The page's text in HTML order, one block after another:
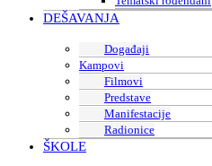
DEŠAVANJA
Događaji
Kampovi
Filmovi
Predstave
Manifestacije
Radionice
ŠKOLE